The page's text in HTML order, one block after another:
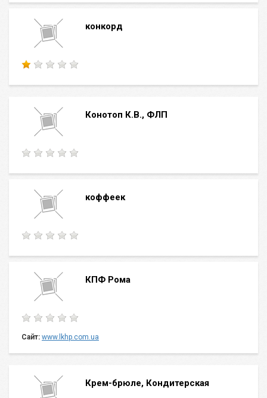
конкорд
Конотоп К.В., ФЛП
коффеек
КПФ Рома
Сайт: www.lkhp.com.ua
Крем-брюле, Кондитерская